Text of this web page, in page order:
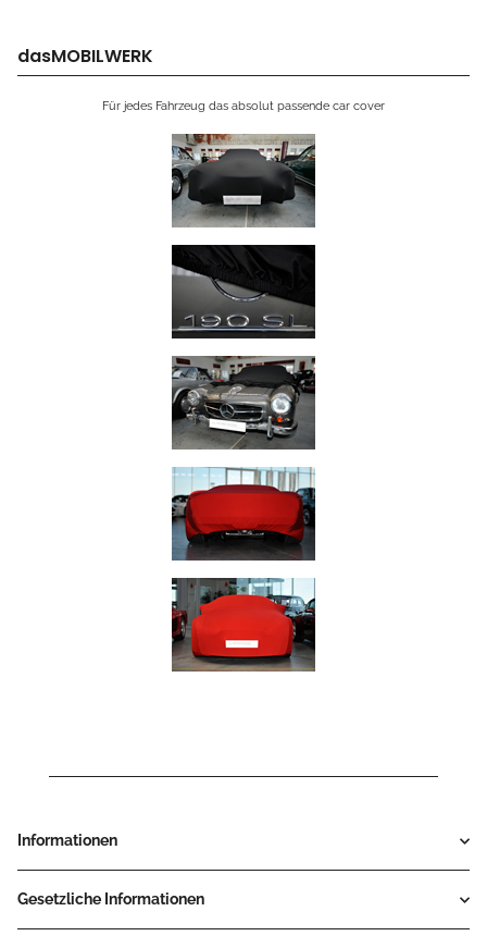
dasMOBILWERK
Für jedes Fahrzeug das absolut passende car cover
Informationen
Gesetzliche Informationen